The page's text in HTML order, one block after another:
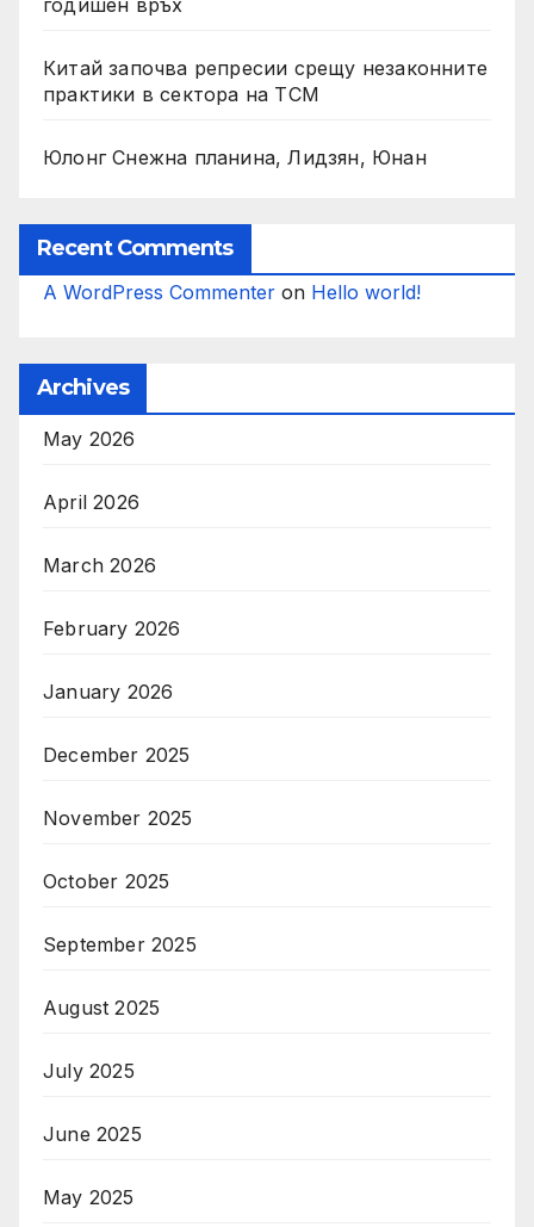
годишен връх
Китай започва репресии срещу незаконните
практики в сектора на TCM
Юлонг Снежна планина, Лидзян, Юнан
Recent Comments
A WordPress Commenter on Hello world!
Archives
May 2026
April 2026
March 2026
February 2026
January 2026
December 2025
November 2025
October 2025
September 2025
August 2025
July 2025
June 2025
May 2025